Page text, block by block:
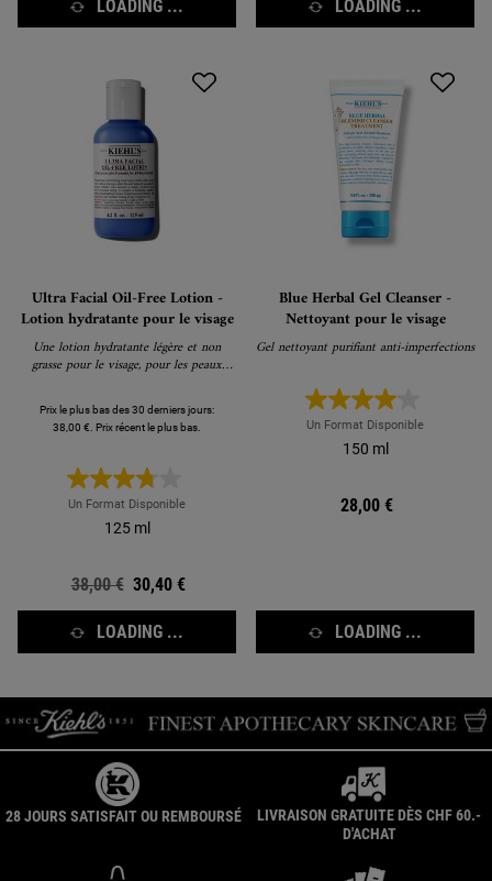
LOADING ... LOADING ...
Ultra Facial Oil-Free Lotion -
Lotion hydratante pour le visage
Une lotion hydratante légère et non
grasse pour le visage, pour les peaux
Prix le plus bas des 30 derniers jours:
38,00 €. Prix récent le plus bas.
Un Format Disponible
125 ml
Ancien prix
38,00 € Nouveau prix
30,40 €
LOADING ...
Blue Herbal Gel Cleanser -
Nettoyant pour le visage
Gel nettoyant purifiant anti-imperfections
Un Format Disponible
150 ml
28,00 €
LOADING ...
28 JOURS SATISFAIT OU REMBOURSÉ
LIVRAISON GRATUITE DÈS CHF 60.-
D'ACHAT